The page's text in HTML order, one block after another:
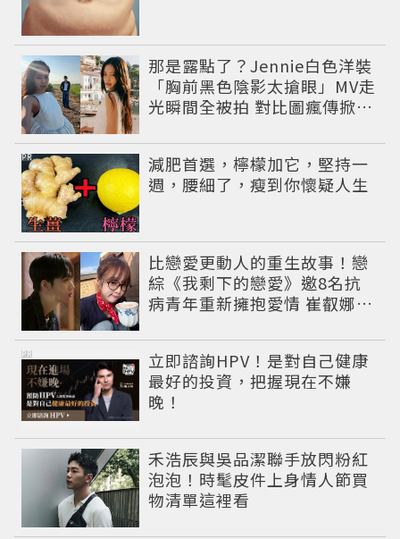
那是露點了？Jennie白色洋裝
「胸前黑色陰影太搶眼」MV走
光瞬間全被拍 對比圖瘋傳掀論
減肥首選，檸檬加它，堅持一
週，腰細了，瘦到你懷疑人生
PR
比戀愛更動人的重生故事！戀
綜《我剩下的戀愛》邀8名抗
病青年重新擁抱愛情 崔叡娜淚
立即諮詢HPV！是對自己健康
最好的投資，把握現在不嫌
晚！
PR
禾浩辰與吳品潔聯手放閃粉紅
泡泡！時髦皮件上身情人節買
物清單這裡看